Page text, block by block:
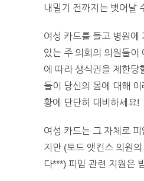
내밀기 전까지는 벗어날
여성 카드를 들고 병원에
있는 주 의회의 의원들이
에 따라 생식권을 제한당
들이 당신의 몸에 대해
황에 단단히 대비하세요!
여성 카드는 그 자체로
지만 (토드 앳킨스 의원
다***) 피임 관련 지원은